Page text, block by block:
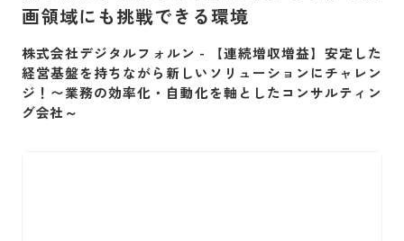
画領域にも挑戦できる環境
株式会社デジタルフォルン -
【連続増収増益】安定した
経営基盤を持ちながら新しいソリューションにチャレン
ジ！〜業務の効率化・自動化を軸としたコンサルティン
グ会社～